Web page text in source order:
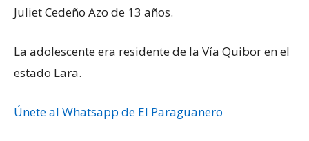
Juliet Cedeño Azo de 13 años.
La adolescente era residente de la Vía Quibor en el
estado Lara.
Únete al Whatsapp de El Paraguanero